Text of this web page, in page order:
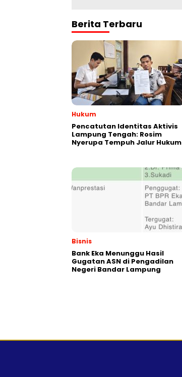
Berita Terbaru
Hukum
Pencatutan Identitas Aktivis
Lampung Tengah: Rosim
Nyerupa Tempuh Jalur Hukum
Bisnis
Bank Eka Menunggu Hasil
Gugatan ASN di Pengadilan
Negeri Bandar Lampung